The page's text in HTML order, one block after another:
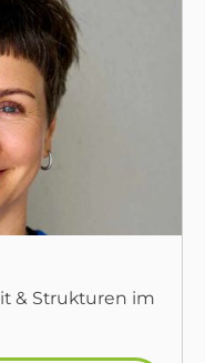
& Strukturen im